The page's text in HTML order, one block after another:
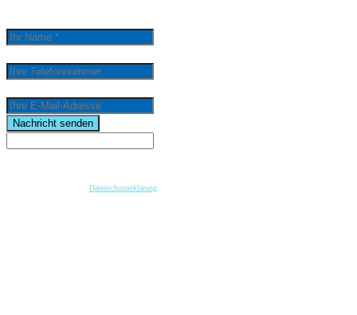
Nachricht senden
Datenschutzerklärung